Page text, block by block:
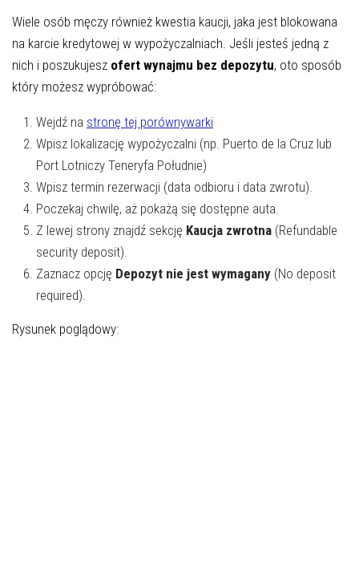
Wiele osób męczy również kwestia kaucji, jaka jest blokowana
na karcie kredytowej w wypożyczalniach. Jeśli jesteś jedną z
nich i poszukujesz ofert wynajmu bez depozytu, oto sposób
który możesz wypróbować:
Wejdź na stronę tej porównywarki
Wpisz lokalizację wypożyczalni (np. Puerto de la Cruz lub
Port Lotniczy Teneryfa Południe)
Wpisz termin rezerwacji (data odbioru i data zwrotu).
Poczekaj chwilę, aż pokażą się dostępne auta.
Z lewej strony znajdź sekcję Kaucja zwrotna (Refundable
security deposit).
Zaznacz opcję Depozyt nie jest wymagany (No deposit
required).
Rysunek poglądowy: